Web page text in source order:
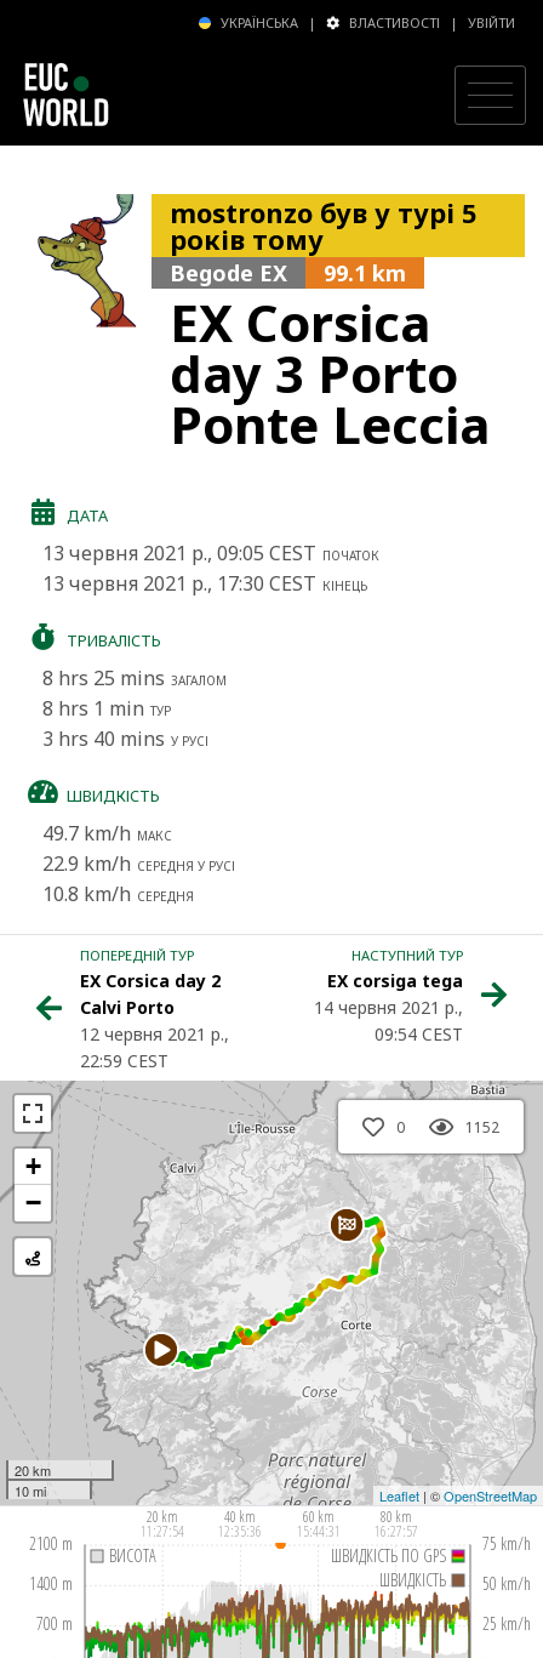
УКРАЇНСЬКА | ВЛАСТИВОСТІ | УВІЙТИ
mostronzo був у турі 5
років тому
Begode EX 99.1 km
EX Corsica
day 3 Porto
Ponte Leccia
ДАТА
13 червня 2021 р., 09:05 CEST ПОЧАТОК
13 червня 2021 р., 17:30 CEST КІНЕЦЬ
ТРИВАЛІСТЬ
8 hrs 25 mins ЗАГАЛОМ
8 hrs 1 min ТУР
3 hrs 40 mins У РУСІ
ШВИДКІСТЬ
49.7 km/h МАКС
22.9 km/h СЕРЕДНЯ У РУСІ
10.8 km/h СЕРЕДНЯ
ПОПЕРЕДНІЙ ТУР
EX Corsica day 2
Calvi Porto
12 червня 2021 р.,
22:59 CEST
НАСТУПНИЙ ТУР
EX corsiga tega
14 червня 2021 р.,
09:54 CEST
+
−
20 km
10 mi
Leaflet | ©OpenStreetMap
0 1152